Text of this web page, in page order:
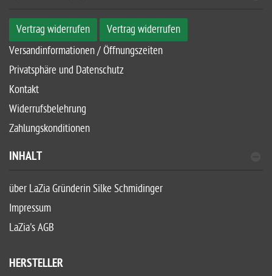
Vertrag widerrufen
Vertrag widerrufen
Versandinformationen / Öffnungszeiten
Privatsphäre und Datenschutz
Kontakt
Widerrufsbelehrung
Zahlungskonditionen
INHALT
über LaZia Gründerin Silke Schmidinger
Impressum
LaZia's AGB
HERSTELLER